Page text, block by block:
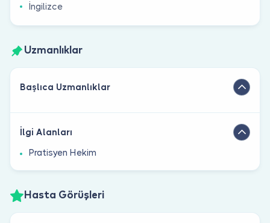
İngilizce
Uzmanlıklar
Başlıca Uzmanlıklar
İlgi Alanları
Pratisyen Hekim
Hasta Görüşleri